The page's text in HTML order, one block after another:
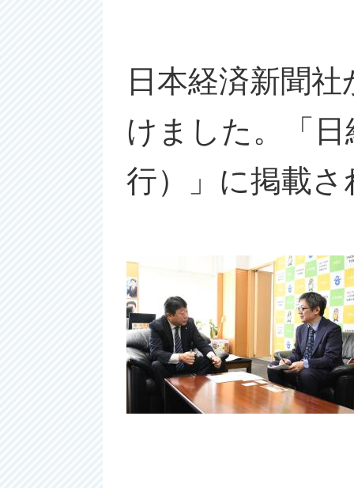
日本経済新聞
けました。「
行）」に掲載